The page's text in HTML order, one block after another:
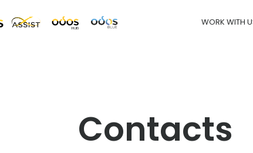
WORK WITH
Contacts